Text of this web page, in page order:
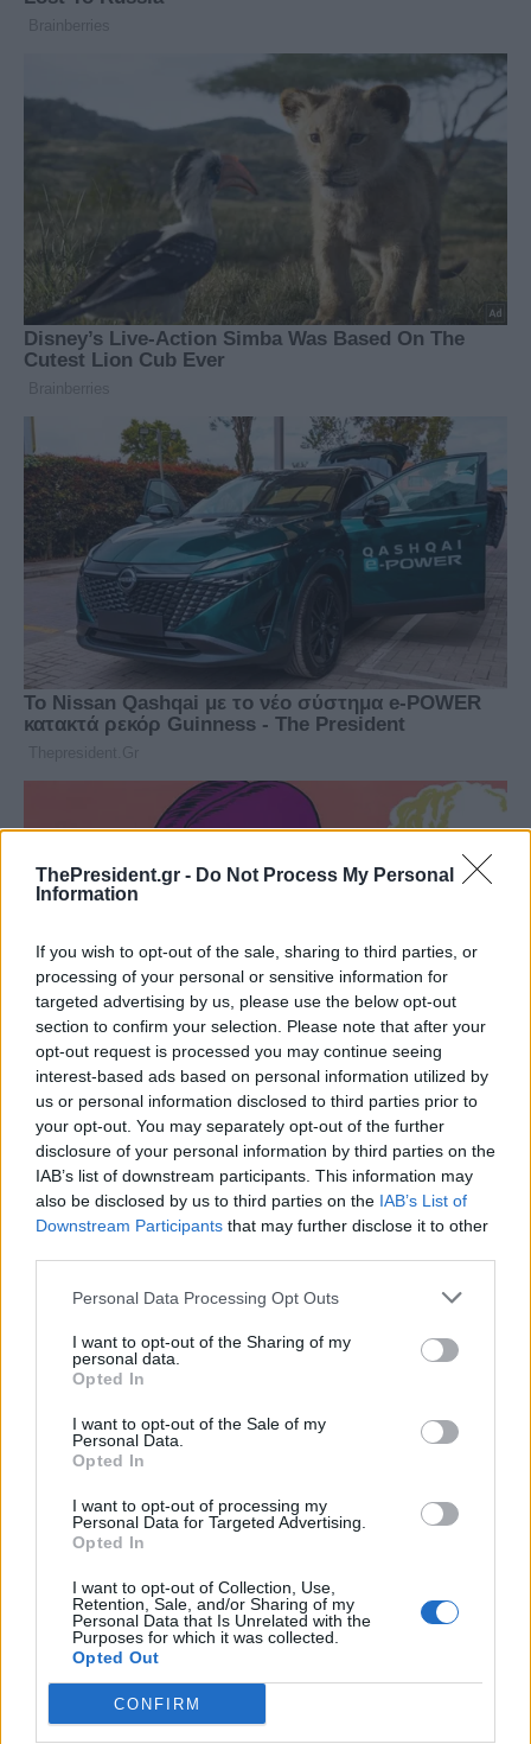
ThePresident.gr - Do Not Process My Personal
Information
If you wish to opt-out of the sale, sharing to third parties, or
processing of your personal or sensitive information for
targeted advertising by us, please use the below opt-out
section to confirm your selection. Please note that after your
opt-out request is processed you may continue seeing
interest-based ads based on personal information utilized by
us or personal information disclosed to third parties prior to
your opt-out. You may separately opt-out of the further
disclosure of your personal information by third parties on the
IAB’s list of downstream participants. This information may
also be disclosed by us to third parties on the IAB’s List of
Downstream Participants that may further disclose it to other
Personal Data Processing Opt Outs
I want to opt-out of the Sharing of my
personal data.
Opted In
I want to opt-out of the Sale of my
Personal Data.
Opted In
I want to opt-out of processing my
Personal Data for Targeted Advertising.
Opted In
I want to opt-out of Collection, Use,
Retention, Sale, and/or Sharing of my
Personal Data that Is Unrelated with the
Purposes for which it was collected.
Opted Out
CONFIRM